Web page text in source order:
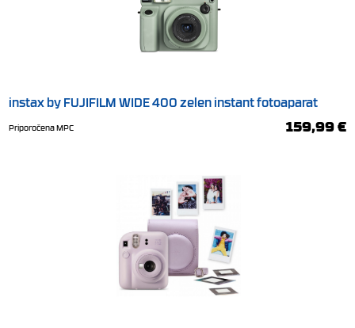
instax by FUJIFILM WIDE 400 zelen instant fotoaparat
Priporočena MPC 159,99 €